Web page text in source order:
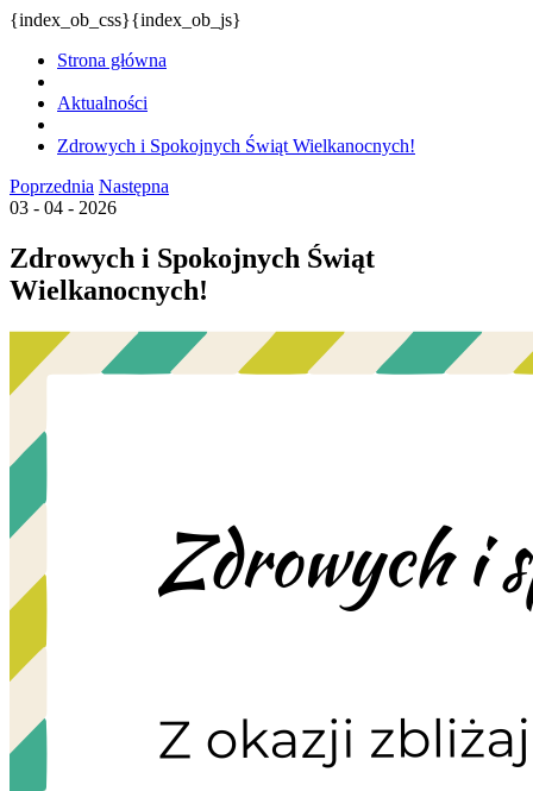
{index_ob_css}{index_ob_js}
Strona główna
Aktualności
Zdrowych i Spokojnych Świąt Wielkanocnych!
Poprzednia Następna
03 - 04 - 2026
Zdrowych i Spokojnych Świąt
Wielkanocnych!